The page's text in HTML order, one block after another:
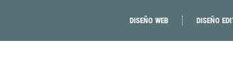
DISEÑO WEB DISEÑO